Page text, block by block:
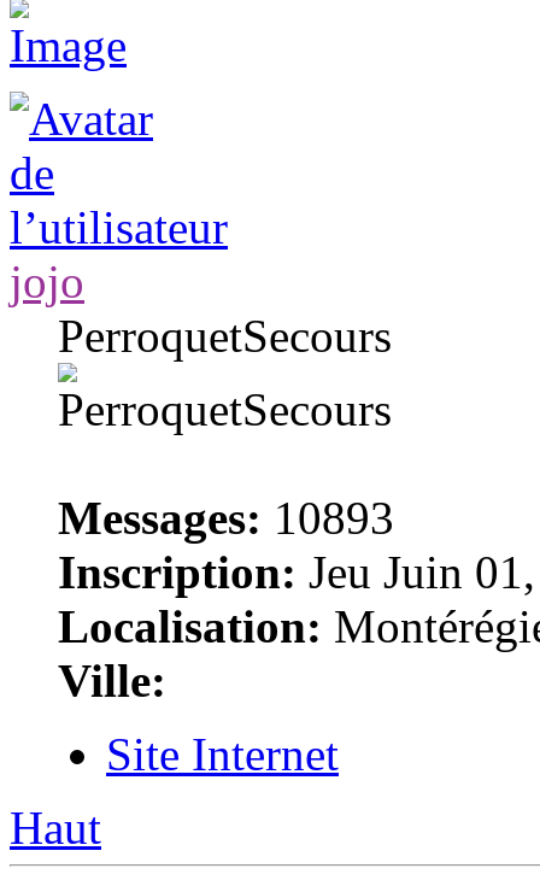
jojo
PerroquetSecours
Messages: 10893
Inscription: Jeu Juin
Localisation:
Ville:
Site Internet
Haut